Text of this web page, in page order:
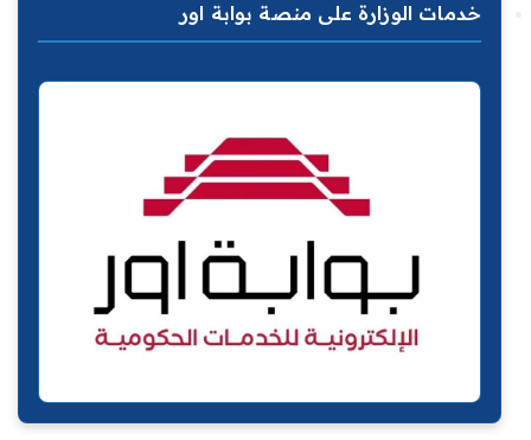
خدمات الوزارة على منصة بوابة اور